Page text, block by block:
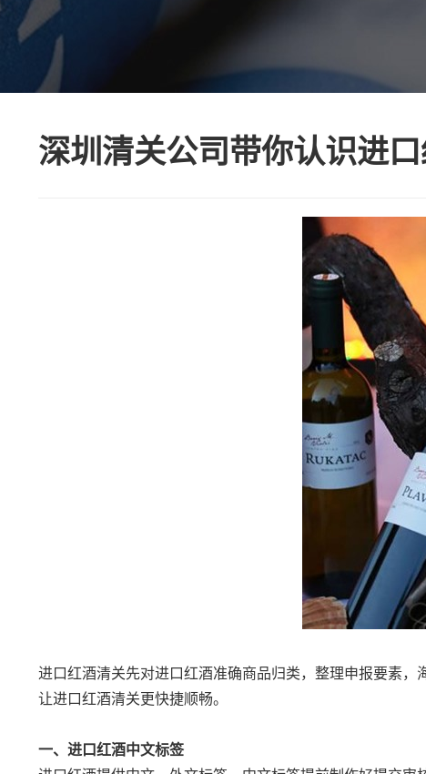
深圳清关公司带你认识进
进口红酒清关先对进口红酒准确商品归类，整理申报要素
让进口红酒清关更快捷顺畅。
一、进口红酒中文标签